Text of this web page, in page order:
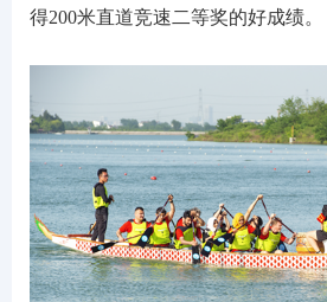
得200米直道竞速二等奖的好成绩。